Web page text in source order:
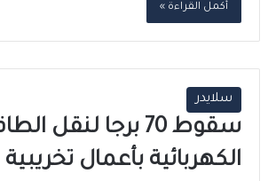
أكمل القراءة »
سلايدر
سقوط 70 برجا لنقل
الكهربائية بأعمال تخريبية